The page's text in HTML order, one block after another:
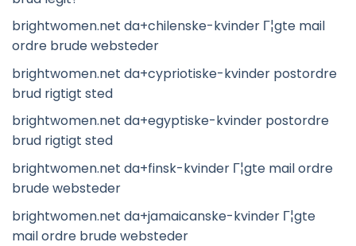
brightwomen.net da+chilenske-kvinder Г¦gte mail
ordre brude websteder
brightwomen.net da+cypriotiske-kvinder postordre
brud rigtigt sted
brightwomen.net da+egyptiske-kvinder postordre
brud rigtigt sted
brightwomen.net da+finsk-kvinder Г¦gte mail ordre
brude websteder
brightwomen.net da+jamaicanske-kvinder Г¦gte
mail ordre brude websteder